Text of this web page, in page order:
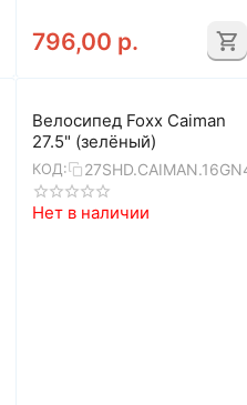
796,00 р.
Велосипед Foxx Caiman
27.5" (зелёный)
КОД:
Нет в наличии